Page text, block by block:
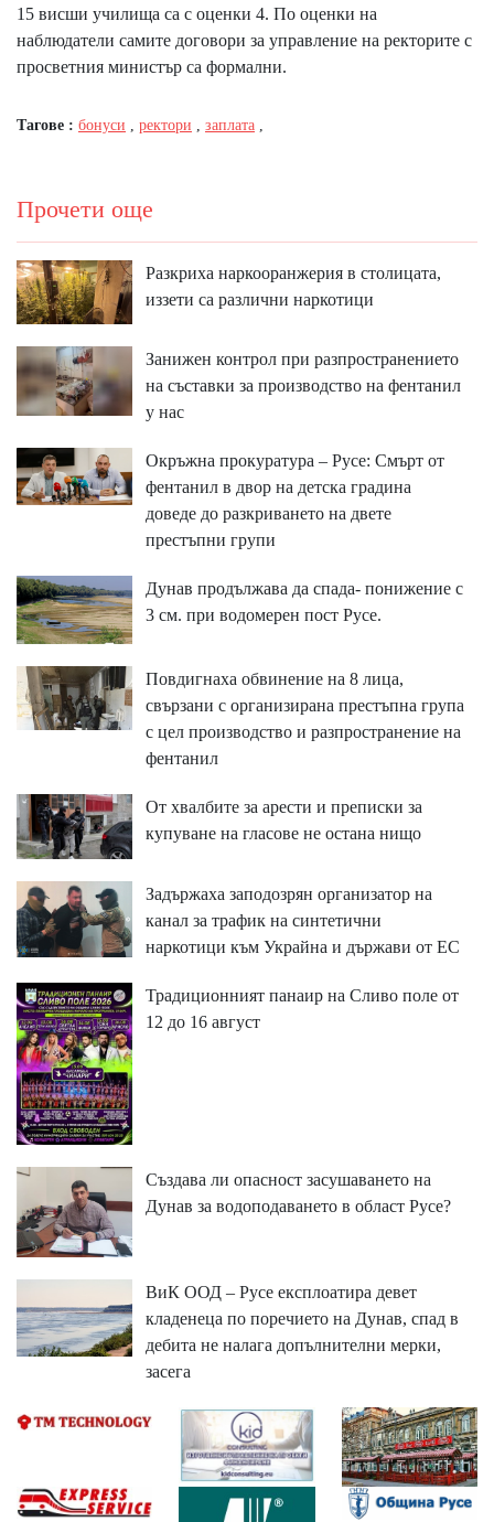
15 висши училища са с оценки 4. По оценки на
наблюдатели самите договори за управление на ректорите с
просветния министър са формални.
Тагове : бонуси ректори заплата
Прочети още
Разкриха наркооранжерия в столицата,
иззети са различни наркотици
Занижен контрол при разпространението
на съставки за производство на фентанил
у нас
Окръжна прокуратура – Русе: Смърт от
фентанил в двор на детска градина
доведе до разкриването на двете
престъпни групи
Дунав продължава да спада- понижение с
3 см. при водомерен пост Русе.
Повдигнаха обвинение на 8 лица,
свързани с организирана престъпна група
с цел производство и разпространение на
фентанил
От хвалбите за арести и преписки за
купуване на гласове не остана нищо
Задържаха заподозрян организатор на
канал за трафик на синтетични
наркотици към Украйна и държави от ЕС
Традиционният панаир на Сливо поле от
12 до 16 август
Създава ли опасност засушаването на
Дунав за водоподаването в област Русе?
ВиК ООД – Русе експлоатира девет
кладенеца по поречието на Дунав, спад в
дебита не налага допълнителни мерки,
засега